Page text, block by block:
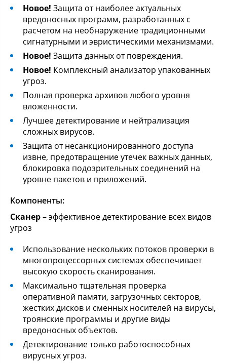
Новое! Защита от наиболее актуальных
вредоносных программ, разработанных с
расчетом на необнаружение традиционными
сигнатурными и эвристическими механизмами.
Новое! Защита данных от повреждения.
Новое! Комплексный анализатор упакованных
угроз.
Полная проверка архивов любого уровня
вложенности.
Лучшее детектирование и нейтрализация
сложных вирусов.
Защита от несанкционированного доступа
извне, предотвращение утечек важных данных,
блокировка подозрительных соединений на
уровне пакетов и приложений.
Компоненты:
Сканер– эффективное детектирование всех видов
угроз
Использование нескольких потоков проверки в
многопроцессорных системах обеспечивает
высокую скорость сканирования.
Максимально тщательная проверка
оперативной памяти, загрузочных секторов,
жестких дисков и сменных носителей на вирусы,
троянские программы и другие виды
вредоносных объектов.
Детектирование только работоспособных
вирусных угроз.